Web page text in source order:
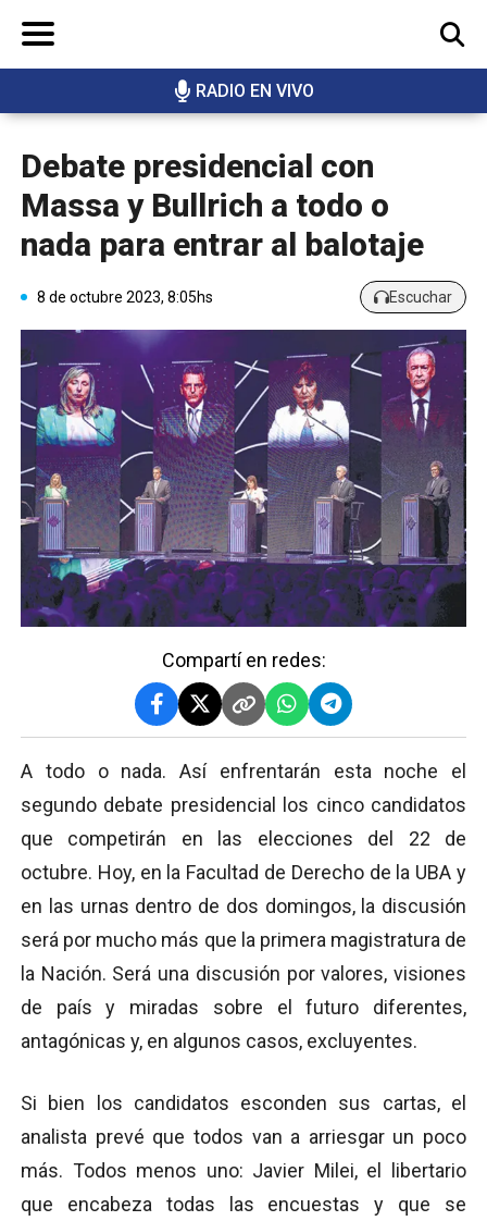
RADIO EN VIVO
BUSCAR
Debate presidencial con
Massa y Bullrich a todo o
nada para entrar al balotaje
8 de octubre 2023, 8:05hs Escuchar
Compartí en redes:
A todo o nada. Así enfrentarán esta noche el
segundo debate presidencial los cinco candidatos
que competirán en las elecciones del 22 de
octubre. Hoy, en la Facultad de Derecho de la UBA y
en las urnas dentro de dos domingos, la discusión
será por mucho más que la primera magistratura de
la Nación. Será una discusión por valores, visiones
de país y miradas sobre el futuro diferentes,
antagónicas y, en algunos casos, excluyentes.
Si bien los candidatos esconden sus cartas, el
analista prevé que todos van a arriesgar un poco
más. Todos menos uno: Javier Milei, el libertario
que encabeza todas las encuestas y que se